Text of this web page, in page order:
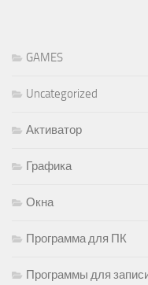
GAMES
Uncategorized
Активатор
Графика
Окна
Программа для ПК
Программы для